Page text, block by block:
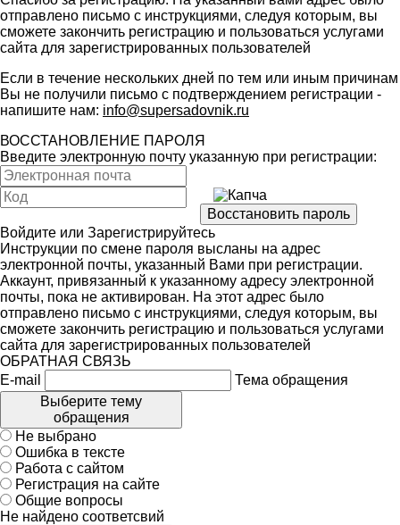
отправлено письмо с инструкциями, следуя которым, вы
сможете закончить регистрацию и пользоваться услугами
сайта для зарегистрированных пользователей
Если в течение нескольких дней по тем или иным причинам
Вы не получили письмо с подтверждением регистрации -
напишите нам: info@supersadovnik.ru
ВОССТАНОВЛЕНИЕ ПАРОЛЯ
Введите электронную почту указанную при регистрации:
Войдите или Зарегистрируйтесь
Инструкции по смене пароля высланы на адрес
электронной почты, указанный Вами при регистрации.
Аккаунт, привязанный к указанному адресу электронной
почты, пока не активирован. На этот адрес было
отправлено письмо с инструкциями, следуя которым, вы
сможете закончить регистрацию и пользоваться услугами
сайта для зарегистрированных пользователей
ОБРАТНАЯ СВЯЗЬ
E-mail
Тема обращения
Выберите тему
обращения
Не выбрано
Ошибка в тексте
Работа с сайтом
Регистрация на сайте
Общие вопросы
Не найдено соответсвий